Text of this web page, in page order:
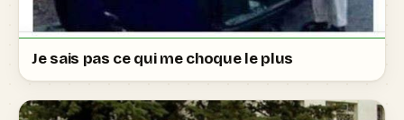
Je sais pas ce qui me choque le plus